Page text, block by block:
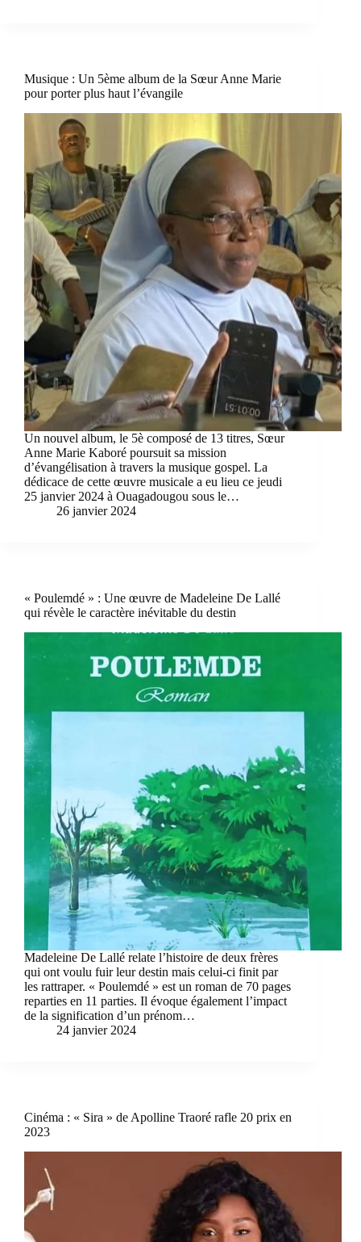
Musique : Un 5ème album de la Sœur Anne Marie
pour porter plus haut l’évangile
Un nouvel album, le 5è composé de 13 titres, Sœur
Anne Marie Kaboré poursuit sa mission
d’évangélisation à travers la musique gospel. La
dédicace de cette œuvre musicale a eu lieu ce jeudi
25 janvier 2024 à Ouagadougou sous le…
26 janvier 2024
« Poulemdé » : Une œuvre de Madeleine De Lallé
qui révèle le caractère inévitable du destin
Madeleine De Lallé relate l’histoire de deux frères
qui ont voulu fuir leur destin mais celui-ci finit par
les rattraper. « Poulemdé » est un roman de 70 pages
reparties en 11 parties. Il évoque également l’impact
de la signification d’un prénom…
24 janvier 2024
Cinéma : « Sira » de Apolline Traoré rafle 20 prix en
2023